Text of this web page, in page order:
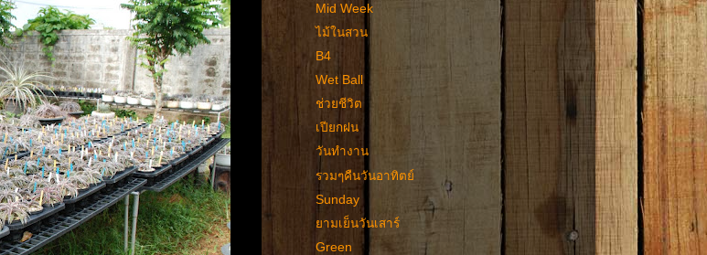
Mid Week
ไม้ในสวน
B4
Wet Ball
ช่วยชีวิต
เปียกฝน
วันทำงาน
รวมๆคืนวันอาทิตย์
Sunday
ยามเย็นวันเสาร์
Green